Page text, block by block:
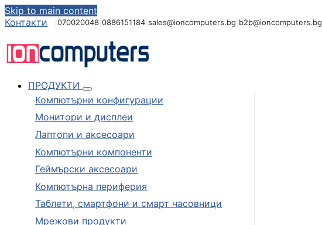
Skip to main content
Контакти
070020048 0886151184 sales@ioncomputers.bg b2b@ioncomputers.bg
ПРОДУКТИ
Компютърни конфигурации
Монитори и дисплеи
Лаптопи и аксесоари
Компютърни компоненти
Геймърски аксесоари
Компютърна периферия
Таблети, смартфони и смарт часовници
Мрежови продукти